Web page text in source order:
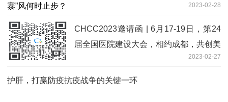
2023-02-28
CHCC2023邀请函 | 6月17-19日，第24
届全国医院建设大会，相约成都，共创美
2023-02-27
护肝，打赢防疫抗疫战争的关键一环